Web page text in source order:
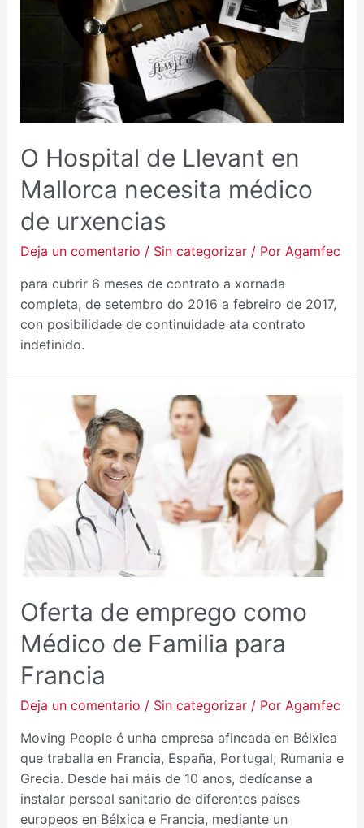
O Hospital de Llevant en
Mallorca necesita médico
de urxencias
Deja un comentario / Sin categorizar/ Por Agamfec
para cubrir 6 meses de contrato a xornada
completa, de setembro do 2016 a febreiro de 2017,
con posibilidade de continuidade ata contrato
indefinido.
Oferta de emprego como
Médico de Familia para
Francia
Deja un comentario / Sin categorizar/ Por Agamfec
Moving People é unha empresa afincada en Bélxica
que traballa en Francia, España, Portugal, Rumania e
Grecia. Desde hai máis de 10 anos, dedícanse a
instalar persoal sanitario de diferentes países
europeos en Bélxica e Francia, mediante un
OFERTA
EMPREGO
COMO
MÉDICO
DE
FAMILIA
PARA
FRANCIA